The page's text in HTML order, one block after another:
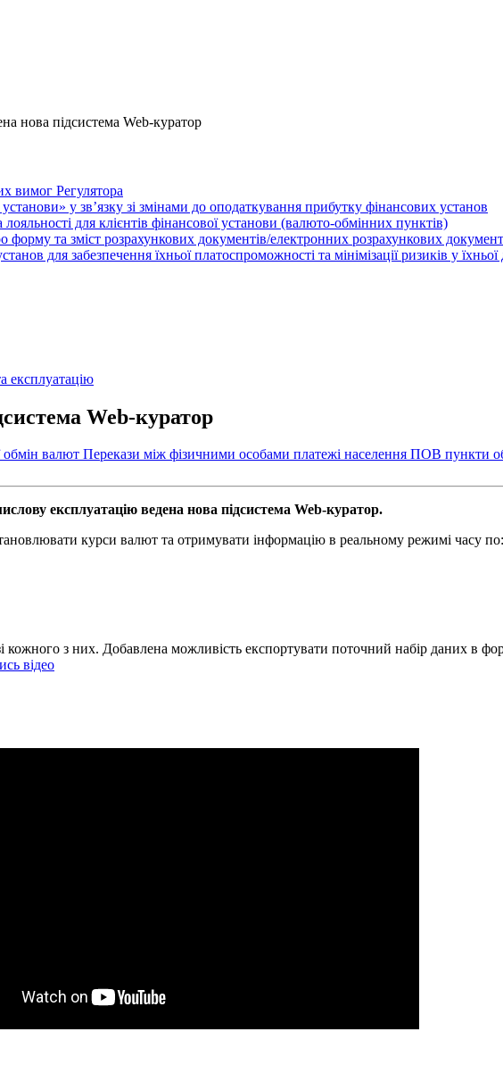
нова підсистема Web-куратор
вимог Регулятора
у зв’язку зі змінами до оподаткування прибутку фінансових установ
для клієнтів фінансової установи (валюто-обмінних пунктів)
та зміст розрахункових документів/електронних розрахункових
для забезпечення їхньої платоспроможності та мінімізації ризиків у їхньої
Web-куратор
обмін валют Перекази між фізичними особами платежі населення ПОВ пункти
експлуатацію ведена нова підсистема Web-куратор.
курси валют та отримувати інформацію в реальному режимі часу по:
кожного з них. Добавлена можливість експортувати поточний набір даних в
відео